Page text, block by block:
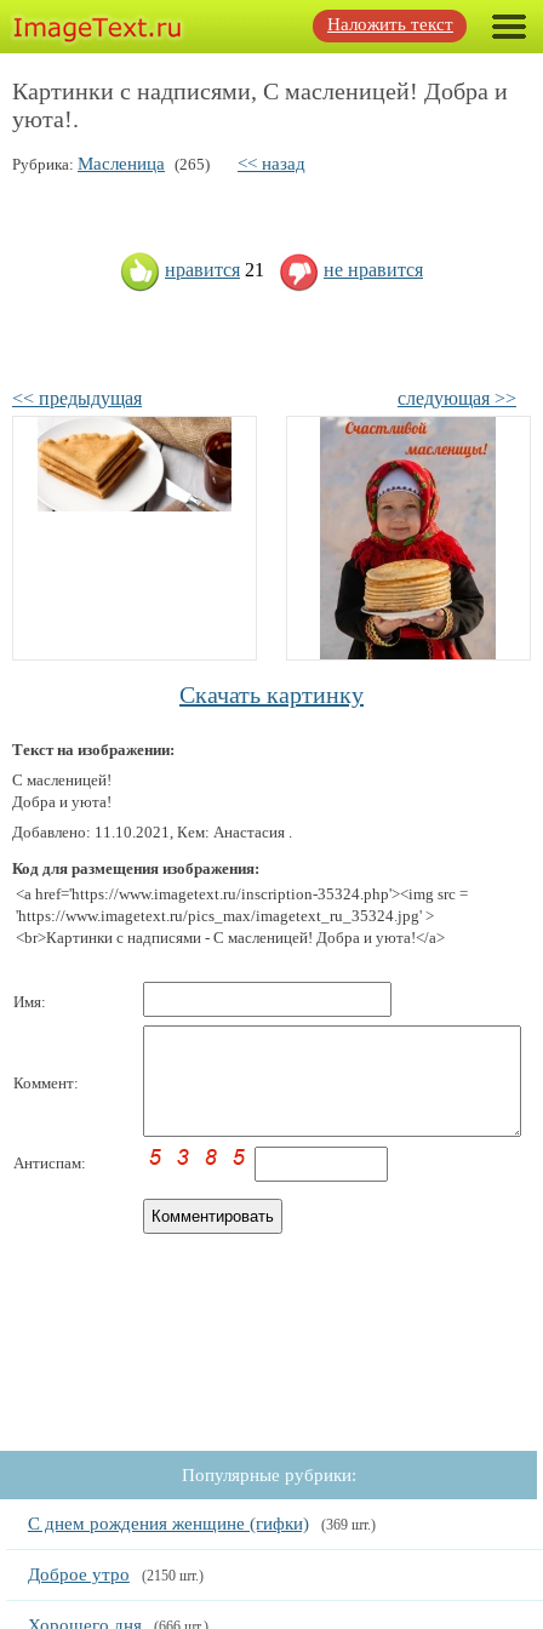
Наложить текст
Картинки с надписями, С масленицей! Добра и
уюта!.
Рубрика: Масленица (265) << назад
нравится 21 не нравится
<< предыдущая следующая >>
Скачать картинку
Текст на изображении:
С масленицей!
Добра и уюта!
Добавлено: 11.10.2021, Кем: Анастасия .
Код для размещения изображения:
<a href='https://www.imagetext.ru/inscription-35324.php'><img src =
'https://www.imagetext.ru/pics_max/imagetext_ru_35324.jpg' >
<br>Картинки с надписями - С масленицей! Добра и уюта!</a>
Имя:
Коммент:
Антиспам:
Популярные рубрики:
С днем рождения женщине (гифки) (369 шт.)
Доброе утро (2150 шт.)